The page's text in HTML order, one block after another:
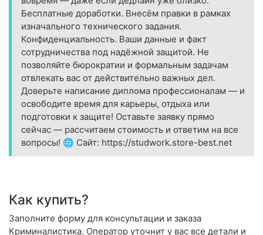
Бесплатные доработки. Внесём правки в рамках
изначального технического задания.
Конфиденциальность. Ваши данные и факт
сотрудничества под надёжной защитой. Не
позволяйте бюрократии и формальным задачам
отвлекать вас от действительно важных дел.
Доверьте написание диплома профессионалам — и
освободите время для карьеры, отдыха или
подготовки к защите! Оставьте заявку прямо
сейчас — рассчитаем стоимость и ответим на все
вопросы! 🌐 Сайт: https://studwork.store-best.net
Как купить?
Заполните форму для консультации и заказа
Криминалистика. Оператор уточнит у вас все детали и